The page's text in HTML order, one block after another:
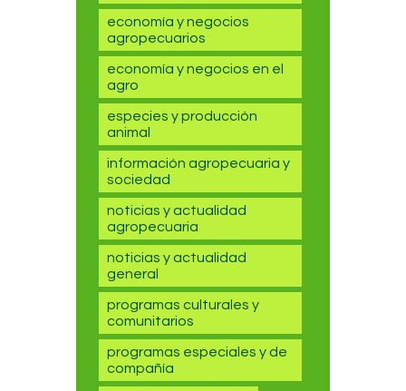
economía y negocios
agropecuarios
economía y negocios en el
agro
especies y producción
animal
información agropecuaria y
sociedad
noticias y actualidad
agropecuaria
noticias y actualidad
general
programas culturales y
comunitarios
programas especiales y de
compañía